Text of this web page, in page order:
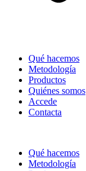
Qué hacemos
Metodología
Productos
Quiénes somos
Accede
Contacta
Qué hacemos
Metodología